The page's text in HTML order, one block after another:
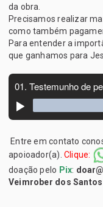
da obra.
Precisamos realizar
como também
Para entender a
que ganhamos para
Entre em contato
apoioador(a). Clique:
doação pelo Pix:
Veimrober dos Santos